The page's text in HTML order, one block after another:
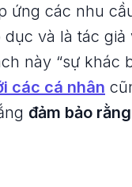
ứng các nhu
dục và là tác
này “sự khác
các cá nhân
đảm bảo